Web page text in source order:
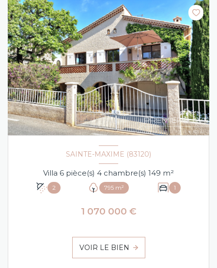
SAINTE-MAXIME (83120)
Villa 6 pièce(s) 4 chambre(s) 149 m²
2 795 m² 1
1 070 000 €
VOIR LE BIEN